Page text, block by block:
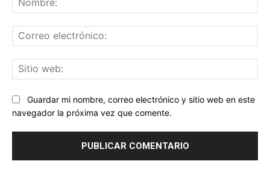
Guardar mi nombre, correo electrónico y sitio web en este
navegador la próxima vez que comente.